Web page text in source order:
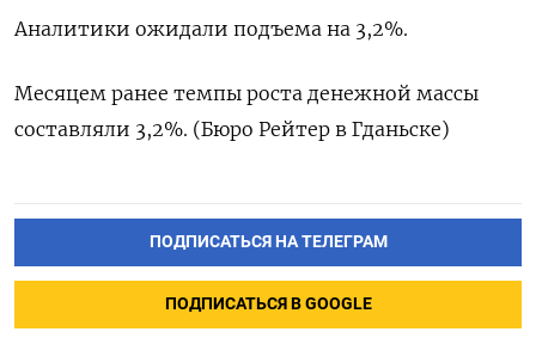
Аналитики ‌ожидали ​подъема на 3,2%.
Месяцем ранее темпы ​роста ⁠денежной массы
‌составляли ‌3,2%. (Бюро Рейтер ​в ‌Гданьске)
ПОДПИСАТЬСЯ НА ТЕЛЕГРАМ
ПОДПИСАТЬСЯ В GOOGLE